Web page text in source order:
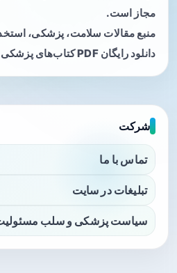
مجاز است.
منبع مقالات سلامت، پزشکی،
دانلود رایگان PDF کتاب‌های پزشکی.
شرکت
تماس با ما
تبلیغات در سایت
سیاست پزشکی و سلب